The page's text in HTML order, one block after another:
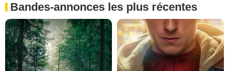
Bandes-annonces les plus récentes